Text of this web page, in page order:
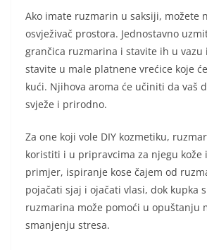
Ako imate ruzmarin u saksiji, možete
osvježivač prostora. Jednostavno
grančica ruzmarina i stavite ih u vazu
stavite u male platnene vrećice koje
kući. Njihova aroma će učiniti da vaš
svježe i prirodno.
Za one koji vole DIY kozmetiku,
koristiti i u pripravcima za njegu kože
primjer, ispiranje kose čajem od
pojačati sjaj i ojačati vlasi, dok kupka
ruzmarina može pomoći u opuštanju
smanjenju stresa.